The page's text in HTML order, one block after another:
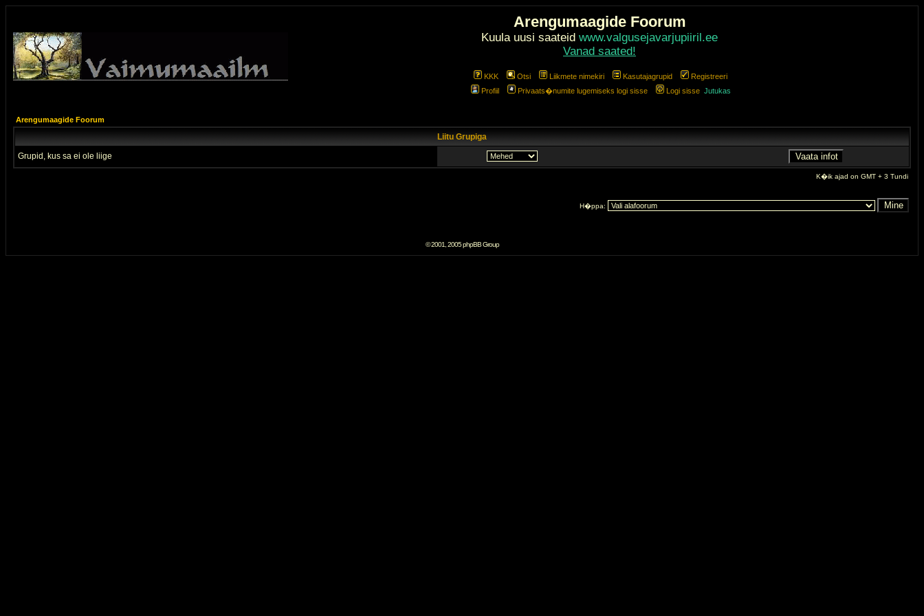
Arengumaagide Foorum
Kuula uusi saateid www.valgusejavarjupiiril.ee
Vanad saated!
KKK Otsi Liikmete nimekiri Kasutajagrupid
Registreeri
Profiil
Privaats�numite lugemiseks logi sisse Logi sisse Jutukas
Arengumaagide Foorum
Liitu Grupiga
Grupid, kus sa ei ole liige
K�ik ajad on GMT + 3 Tundi
H�ppa:
© 2001, 2005 phpBB Group